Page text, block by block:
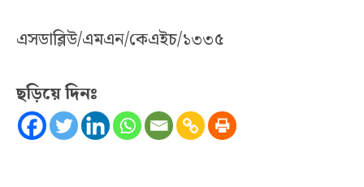
এসডাব্লিউ/এমএন/কেএইচ/১৩৩৫
ছড়িয়ে দিনঃ